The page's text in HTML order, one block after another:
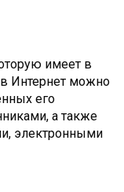
имеет в
Интернет можно
его
а также
электронными